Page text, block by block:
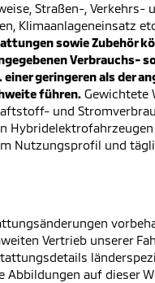
Straßen-, Verkehrs-
Klimaanlageneinsatz
sowie Zubehör
Verbrauchs-
geringeren als der
führen. Gewichtete
und
Hybridelektrofahrzeugen
Nutzungsprofil und
Vertrieb unserer
Abbildungen auf dieser